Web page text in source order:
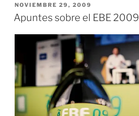
PUBLICADO
EL
NOVIEMBRE 29, 2009
Apuntes sobre el EBE 2009